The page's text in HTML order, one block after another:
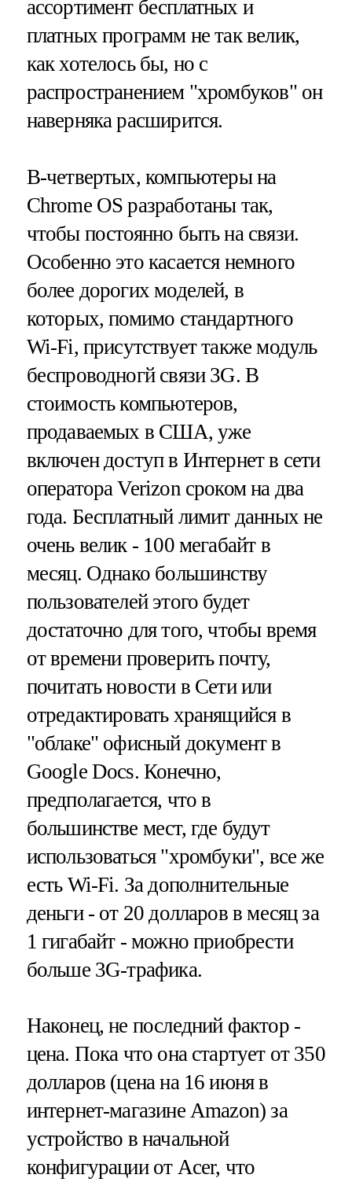
ассортимент бесплатных и
платных программ не так велик,
как хотелось бы, но с
распространением "хромбуков" он
наверняка расширится.
В-четвертых, компьютеры на
Chrome OS разработаны так,
чтобы постоянно быть на связи.
Особенно это касается немного
более дорогих моделей, в
которых, помимо стандартного
Wi-Fi, присутствует также модуль
беспроводногй связи 3G. В
стоимость компьютеров,
продаваемых в США, уже
включен доступ в Интернет в сети
оператора Verizon сроком на два
года. Бесплатный лимит данных не
очень велик - 100 мегабайт в
месяц. Однако большинству
пользователей этого будет
достаточно для того, чтобы время
от времени проверить почту,
почитать новости в Сети или
отредактировать хранящийся в
"облаке" офисный документ в
Google Docs. Конечно,
предполагается, что в
большинстве мест, где будут
использоваться "хромбуки", все же
есть Wi-Fi. За дополнительные
деньги - от 20 долларов в месяц за
1 гигабайт - можно приобрести
больше 3G-трафика.
Наконец, не последний фактор -
цена. Пока что она стартует от 350
долларов (цена на 16 июня в
интернет-магазине Amazon) за
устройство в начальной
конфигурации от Acer, что